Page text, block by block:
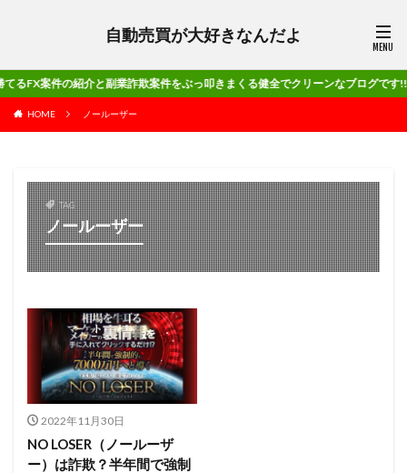
自動売買が大好きなんだよ
介と副業詐欺案件をぶっ叩きまくる健全でクリーンなブログです!!
HOME ノールーザー
TAG
ノールーザー
2022年11月30日
NO LOSER（ノールーザ
ー）は詐欺？半年間で強制